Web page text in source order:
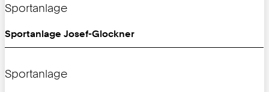
Sportanlage
Sportanlage Josef-Glockner
Sportanlage